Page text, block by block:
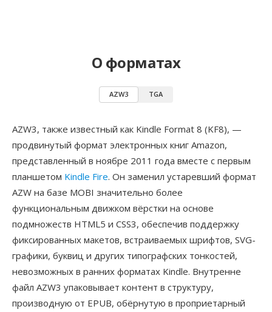
О форматах
AZW3 TGA
AZW3, также известный как Kindle Format 8 (KF8), —
продвинутый формат электронных книг Amazon,
представленный в ноябре 2011 года вместе с первым
планшетом Kindle Fire. Он заменил устаревший формат
AZW на базе MOBI значительно более
функциональным движком вёрстки на основе
подмножеств HTML5 и CSS3, обеспечив поддержку
фиксированных макетов, встраиваемых шрифтов, SVG-
графики, буквиц и других типографских тонкостей,
невозможных в ранних форматах Kindle. Внутренне
файл AZW3 упаковывает контент в структуру,
производную от EPUB, обёрнутую в проприетарный